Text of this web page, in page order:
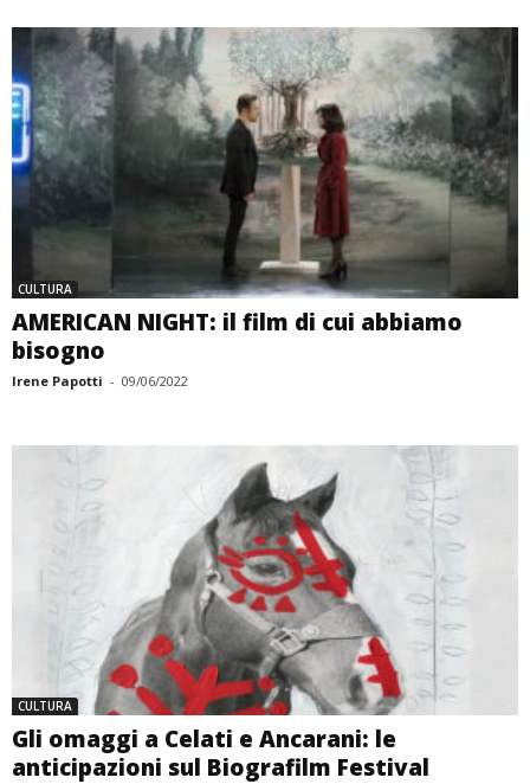
CULTURA
AMERICAN NIGHT: il film di cui abbiamo
bisogno
Irene Papotti - 09/06/2022
CULTURA
Gli omaggi a Celati e Ancarani: le
anticipazioni sul Biografilm Festival